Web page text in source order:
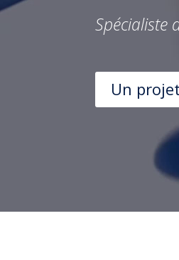
Spécialiste
Un